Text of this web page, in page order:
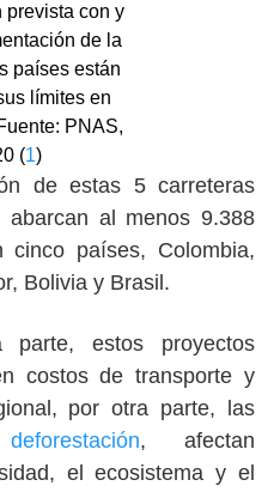
prevista con y
de la
países están
límites en
PNAS,
(1)
de estas 5 carreteras
al menos 9.388
cinco países, Colombia,
Bolivia y Brasil.
estos proyectos
costos de transporte y
por otra parte, las
deforestación, afectan
el ecosistema y el